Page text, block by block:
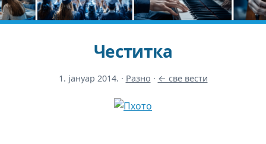
Честитка
1. јануар 2014. · Разно · ← све вести